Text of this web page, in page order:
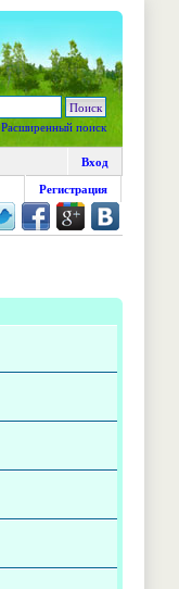
Расширенный поиск
Вход
Регистрация